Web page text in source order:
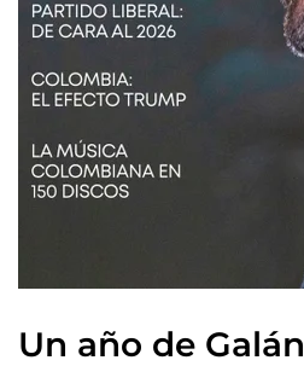
Un año de Galán